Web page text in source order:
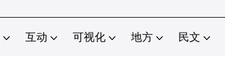
互动 可视化 地方 民文